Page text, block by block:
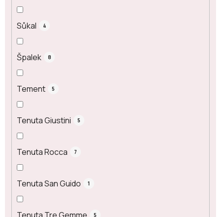
Sůkal 4
Špalek 8
Tement 5
Tenuta Giustini 5
Tenuta Rocca 7
Tenuta San Guido 1
5